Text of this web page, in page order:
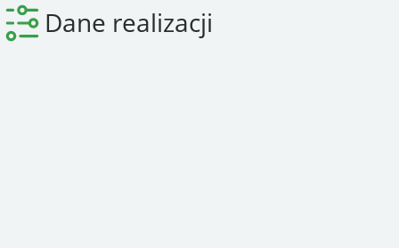
Dane realizacji